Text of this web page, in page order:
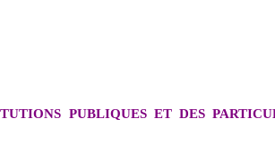
PUBLIQUES ET DES